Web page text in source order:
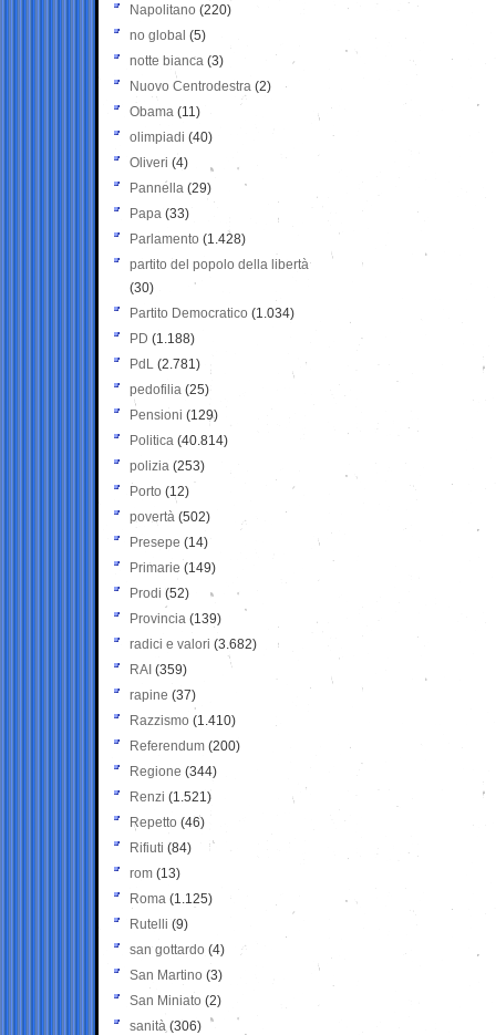
Napolitano (220)
no global (5)
notte bianca (3)
Nuovo Centrodestra (2)
Obama (11)
olimpiadi (40)
Oliveri (4)
Pannella (29)
Papa (33)
Parlamento (1.428)
partito del popolo della libertà
(30)
Partito Democratico (1.034)
PD (1.188)
PdL (2.781)
pedofilia (25)
Pensioni (129)
Politica (40.814)
polizia (253)
Porto (12)
povertà (502)
Presepe (14)
Primarie (149)
Prodi (52)
Provincia (139)
radici e valori (3.682)
RAI (359)
rapine (37)
Razzismo (1.410)
Referendum (200)
Regione (344)
Renzi (1.521)
Repetto (46)
Rifiuti (84)
rom (13)
Roma (1.125)
Rutelli (9)
san gottardo (4)
San Martino (3)
San Miniato (2)
sanità (306)